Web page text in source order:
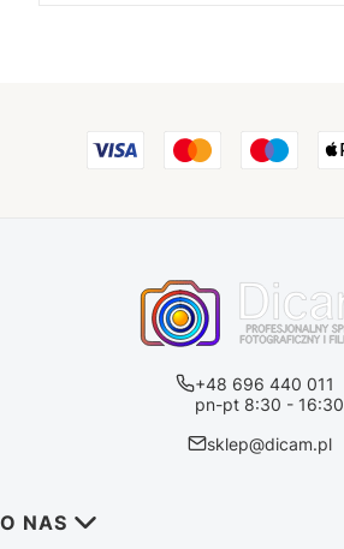
+48 696 440 011
pn-pt 8:30 - 16:30
sklep@dicam.pl
Linki w stopce
O NAS